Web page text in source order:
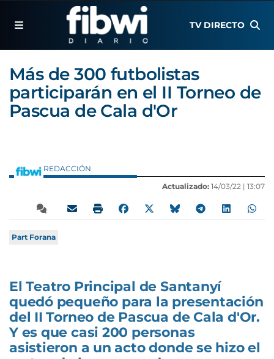
TV DIRECTO
Más de 300 futbolistas
participarán en el II Torneo de
Pascua de Cala d'Or
REDACCIÓN
Actualizado: 14/03/22 | 13:07
Part Forana
El Teatro Principal de Santanyí
quedó pequeño para la presentación
del II Torneo de Pascua de Cala d'Or.
Y es que casi 200 personas
asistieron a un acto donde se hizo el